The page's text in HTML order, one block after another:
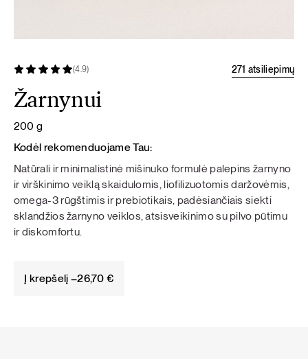
(4.9) 271 atsiliepimų
Žarnynui
200 g
Kodėl rekomenduojame Tau:
Natūrali ir minimalistinė mišinuko formulė palepins žarnyno
ir virškinimo veiklą skaidulomis, liofilizuotomis daržovėmis,
omega-3 rūgštimis ir prebiotikais, padėsiančiais siekti
sklandžios žarnyno veiklos, atsisveikinimo su pilvo pūtimu
ir diskomfortu.
Į krepšelį –26,70€